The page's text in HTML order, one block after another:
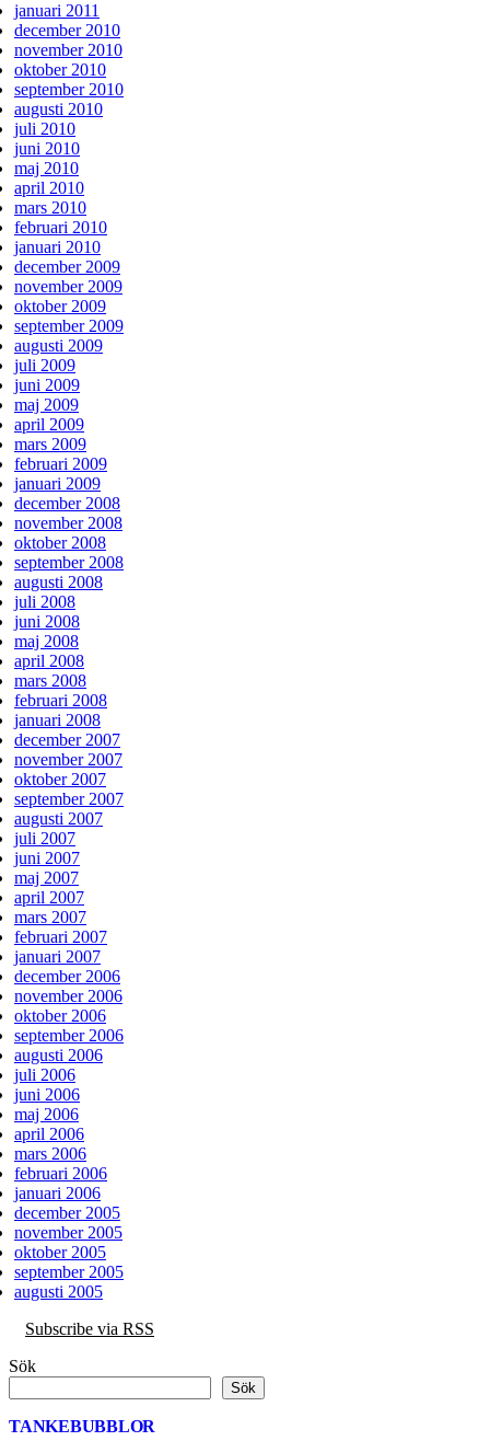
januari 2011
december 2010
november 2010
oktober 2010
september 2010
augusti 2010
juli 2010
juni 2010
maj 2010
april 2010
mars 2010
februari 2010
januari 2010
december 2009
november 2009
oktober 2009
september 2009
augusti 2009
juli 2009
juni 2009
maj 2009
april 2009
mars 2009
februari 2009
januari 2009
december 2008
november 2008
oktober 2008
september 2008
augusti 2008
juli 2008
juni 2008
maj 2008
april 2008
mars 2008
februari 2008
januari 2008
december 2007
november 2007
oktober 2007
september 2007
augusti 2007
juli 2007
juni 2007
maj 2007
april 2007
mars 2007
februari 2007
januari 2007
december 2006
november 2006
oktober 2006
september 2006
augusti 2006
juli 2006
juni 2006
maj 2006
april 2006
mars 2006
februari 2006
januari 2006
december 2005
november 2005
oktober 2005
september 2005
augusti 2005
Subscribe via RSS
Sök
Sök
TANKEBUBBLOR